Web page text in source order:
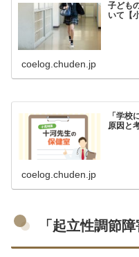
子ども
いて【
coelog.chuden.jp
「学校
原因と
coelog.chuden.jp
「起立性調節